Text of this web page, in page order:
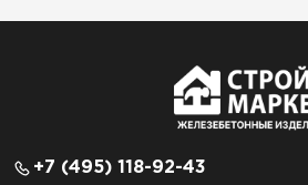
+7 (495) 118-92-43